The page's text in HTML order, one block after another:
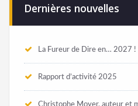
Dernières nouvelles
La Fureur de Dire en… 2027 !
Rapport d’activité 2025
Christophe Moyer, auteur et